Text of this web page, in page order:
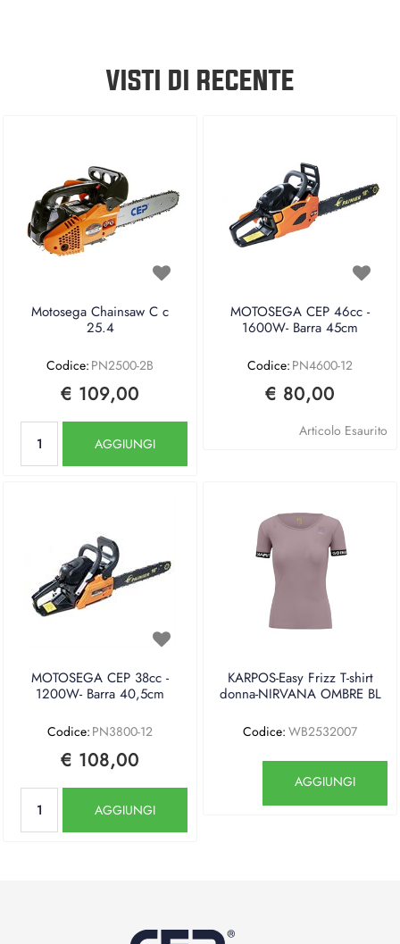
VISTI DI RECENTE
Motosega Chainsaw C c
25.4
Codice: PN2500-2B
€ 109,00
AGGIUNGI
MOTOSEGA CEP 46cc -
1600W- Barra 45cm
Codice: PN4600-12
€ 80,00
Articolo Esaurito
MOTOSEGA CEP 38cc -
1200W- Barra 40,5cm
Codice: PN3800-12
€ 108,00
AGGIUNGI
KARPOS-Easy Frizz T-shirt
donna-NIRVANA OMBRE BL
Codice: WB2532007
AGGIUNGI